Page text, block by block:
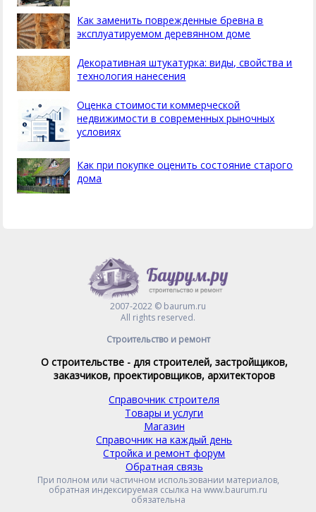
Как заменить поврежденные бревна в
эксплуатируемом деревянном доме
Декоративная штукатурка: виды, свойства и
технология нанесения
Оценка стоимости коммерческой
недвижимости в современных рыночных
условиях
Как при покупке оценить состояние старого
дома
2007-2022 © baurum.ru
All rights reserved.
Строительство и ремонт
О строительстве - для строителей, застройщиков,
заказчиков, проектировщиков, архитекторов
Справочник строителя
Товары и услуги
Магазин
Справочник на каждый день
Стройка и ремонт форум
Обратная связь
При полном или частичном использовании материалов,
обратная индексируемая ссылка на www.baurum.ru
обязательна